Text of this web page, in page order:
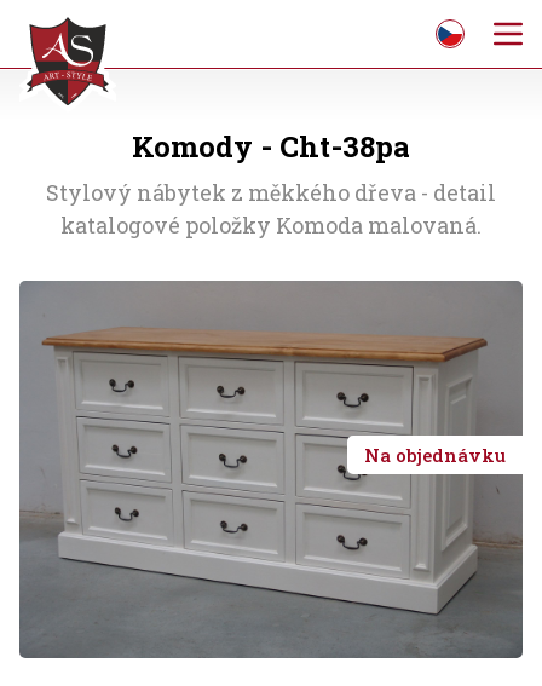
Komody - Cht-38pa
Stylový nábytek z měkkého dřeva - detail
katalogové položky Komoda malovaná.
Na objednávku